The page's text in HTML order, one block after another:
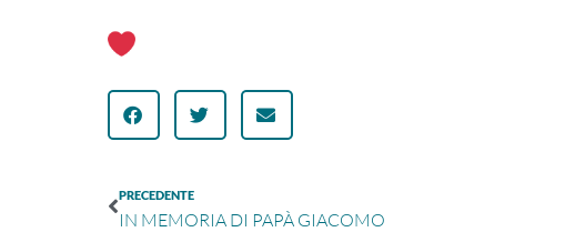
PRECEDENTE
IN MEMORIA DI PAPÀ GIACOMO